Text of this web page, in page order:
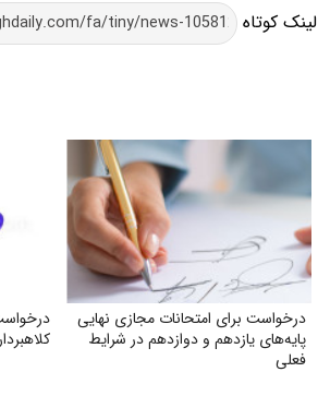
لینک کوتاه
درخواست برای امتحانات مجازی نهایی
پایه‌های یازدهم و دوازدهم در شرایط
فعلی